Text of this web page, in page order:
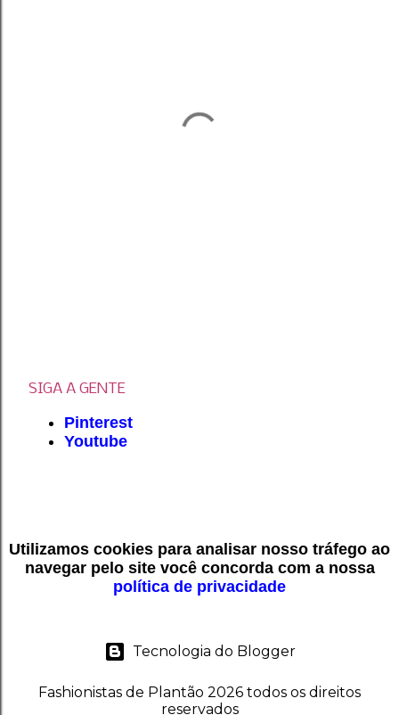
SIGA A GENTE
Pinterest
Youtube
Utilizamos cookies para analisar nosso tráfego ao
navegar pelo site você concorda com a nossa
política de privacidade
Tecnologia do Blogger
Fashionistas de Plantão 2026 todos os direitos
reservados